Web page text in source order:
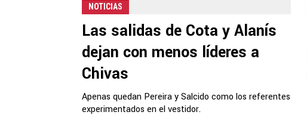
NOTICIAS
Las salidas de Cota y Alanís
dejan con menos líderes a
Chivas
Apenas quedan Pereira y Salcido como los referentes
experimentados en el vestidor.